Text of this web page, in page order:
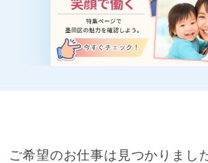
ご希望のお仕事は見つかりまし